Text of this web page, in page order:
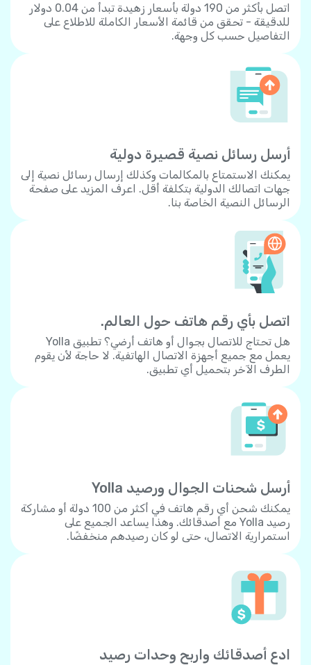
اتصل بأكثر من 190 دولة بأسعار زهيدة تبدأ من 0.04 دولار
للدقيقة - تحقق من قائمة الأسعار الكاملة للاطلاع على
التفاصيل حسب كل وجهة.
أرسل رسائل نصية قصيرة دولية
يمكنك الاستمتاع بالمكالمات وكذلك إرسال رسائل نصية إلى
جهات اتصالك الدولية بتكلفة أقل. اعرف المزيد على صفحة
الرسائل النصية الخاصة بنا.
اتصل بأي رقم هاتف حول العالم.
هل تحتاج للاتصال بجوال أو هاتف أرضي؟ تطبيق Yolla
يعمل مع جميع أجهزة الاتصال الهاتفية. لا حاجة لأن يقوم
الطرف الآخر بتحميل أي تطبيق.
أرسل شحنات الجوال ورصيد Yolla
يمكنك شحن أي رقم هاتف في أكثر من 100 دولة أو مشاركة
رصيد Yolla مع أصدقائك. وهذا يساعد الجميع على
استمرارية الاتصال، حتى لو كان رصيدهم منخفضًا.
ادع أصدقائك واربح وحدات رصيد